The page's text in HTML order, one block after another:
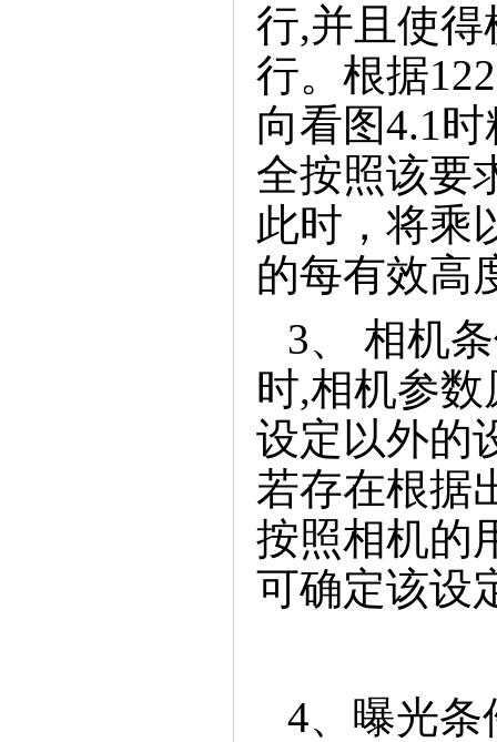
行,并且使
行。根据
向看图4.1
全按照该要
此时，将乘
的每有效高
3、相机
时,相机参
设定以外的
若存在根据
按照相机的
可确定该设
4、曝光